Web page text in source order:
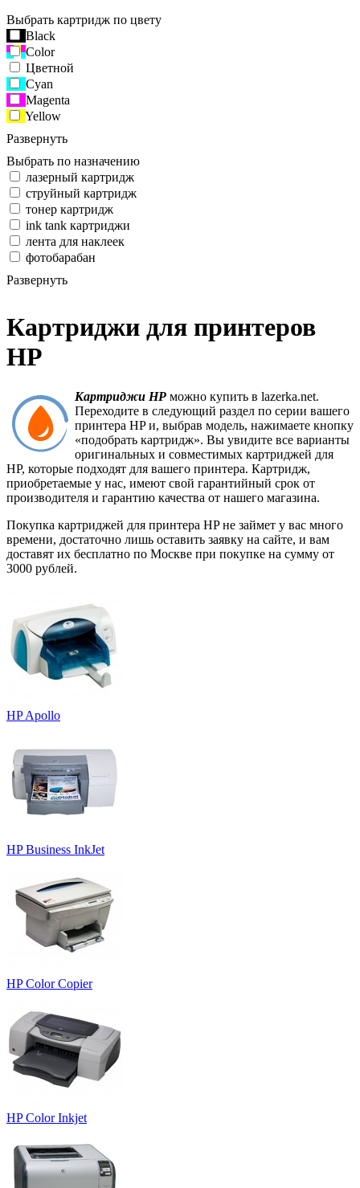
Выбрать картридж по цвету
Black
Color
Цветной
Cyan
Magenta
Yellow
Развернуть
Выбрать по назначению
лазерный картридж
струйный картридж
тонер картридж
ink tank картриджи
лента для наклеек
фотобарабан
Развернуть
Картриджи для принтеров
HP
Картриджи HP можно купить в lazerka.net.
Переходите в следующий раздел по серии вашего
принтера HP и, выбрав модель, нажимаете кнопку
«подобрать картридж». Вы увидите все варианты
оригинальных и совместимых картриджей для
HP, которые подходят для вашего принтера. Картридж,
приобретаемые у нас, имеют свой гарантийный срок от
производителя и гарантию качества от нашего магазина.
Покупка картриджей для принтера HP не займет у вас много
времени, достаточно лишь оставить заявку на сайте, и вам
доставят их бесплатно по Москве при покупке на сумму от
3000 рублей.
HP Apollo
HP Business InkJet
HP Color Copier
HP Color Inkjet